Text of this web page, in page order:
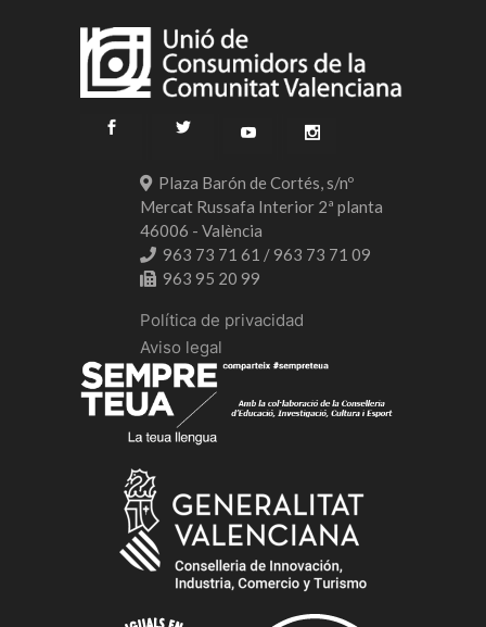
Plaza Barón de Cortés, s/nº
Mercat Russafa Interior 2ª planta
46006 - València
963 73 71 61 / 963 73 71 09
963 95 20 99
Política de privacidad
Aviso legal